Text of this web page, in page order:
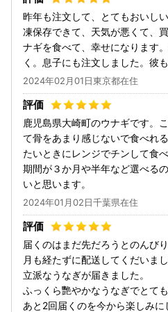
昨年も注文して、とてもおいし
凍保存できて、天気が悪くて、
ナギを食べて、幸せになります
く。息子にも注文しました。彼
2024年02月01日東京都在住
鹿児島県大崎町のウナギです。
て骨をあまり感じないで食べれ
たいときにレンジでチンして食
期間が３か月や半年など選べる
いと思います。
2024年01月02日千葉県在住
届くのはまだ先だろうとのんび
月も経たずに配送してくだいまし
立派なうなぎが届きました。
ふっくら艷やかなうなぎでとて
あと2回届くのを今から楽しみに